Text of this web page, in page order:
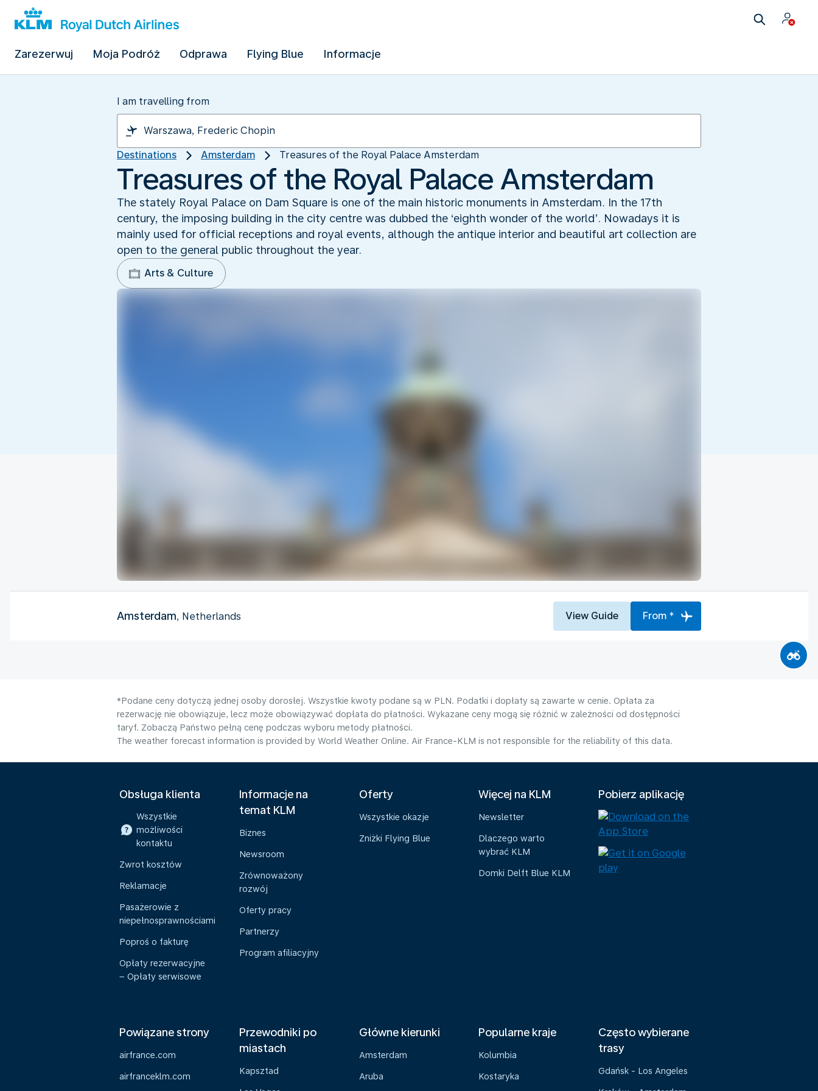
Zarezerwuj Moja Podróż Odprawa Flying Blue Informacje
I am travelling from
Destinations Amsterdam Treasures of the Royal Palace Amsterdam
Treasures of the Royal Palace Amsterdam
The stately Royal Palace on Dam Square is one of the main historic monuments in Amsterdam. In the 17th
century, the imposing building in the city centre was dubbed the ‘eighth wonder of the world’. Nowadays it is
mainly used for official receptions and royal events, although the antique interior and beautiful art collection are
open to the general public throughout the year.
Arts & Culture
Amsterdam, Netherlands View Guide From *
*Podane ceny dotyczą jednej osoby dorosłej. Wszystkie kwoty podane są w PLN. Podatki i dopłaty są zawarte w cenie. Opłata za
rezerwację nie obowiązuje, lecz może obowiązywać dopłata do płatności. Wykazane ceny mogą się różnić w zależności od dostępności
taryf. Zobaczą Państwo pełną cenę podczas wyboru metody płatności.
The weather forecast information is provided by World Weather Online. Air France-KLM is not responsible for the reliability of this data.
Obsługa klienta
Wszystkie
możliwości
kontaktu
Zwrot kosztów
Reklamacje
Pasażerowie z
niepełnosprawnościami
Poproś o fakturę
Opłaty rezerwacyjne
– Opłaty serwisowe
Informacje na
temat KLM
Biznes
Newsroom
Zrównoważony
rozwój
Oferty pracy
Partnerzy
Program afiliacyjny
Oferty
Wszystkie okazje
Zniżki Flying Blue
Więcej na KLM
Newsletter
Dlaczego warto
wybrać KLM
Domki Delft Blue KLM
Pobierz aplikację
Powiązane strony
airfrance.com
airfranceklm.com
Przewodniki po
miastach
Kapsztad
Główne kierunki
Amsterdam
Aruba
Popularne kraje
Kolumbia
Kostaryka
Często wybierane
trasy
Gdańsk - Los Angeles